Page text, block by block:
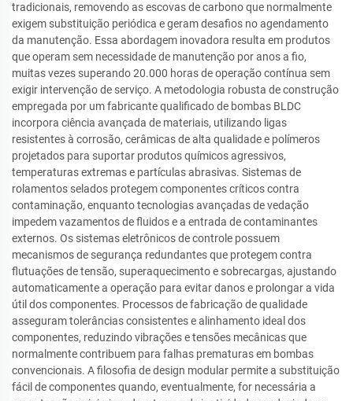
tradicionais, removendo as escovas de carbono que normalmente
exigem substituição periódica e geram desafios no agendamento
da manutenção. Essa abordagem inovadora resulta em produtos
que operam sem necessidade de manutenção por anos a fio,
muitas vezes superando 20.000 horas de operação contínua sem
exigir intervenção de serviço. A metodologia robusta de construção
empregada por um fabricante qualificado de bombas BLDC
incorpora ciência avançada de materiais, utilizando ligas
resistentes à corrosão, cerâmicas de alta qualidade e polímeros
projetados para suportar produtos químicos agressivos,
temperaturas extremas e partículas abrasivas. Sistemas de
rolamentos selados protegem componentes críticos contra
contaminação, enquanto tecnologias avançadas de vedação
impedem vazamentos de fluidos e a entrada de contaminantes
externos. Os sistemas eletrônicos de controle possuem
mecanismos de segurança redundantes que protegem contra
flutuações de tensão, superaquecimento e sobrecargas, ajustando
automaticamente a operação para evitar danos e prolongar a vida
útil dos componentes. Processos de fabricação de qualidade
asseguram tolerâncias consistentes e alinhamento ideal dos
componentes, reduzindo vibrações e tensões mecânicas que
normalmente contribuem para falhas prematuras em bombas
convencionais. A filosofia de design modular permite a substituição
fácil de componentes quando, eventualmente, for necessária a